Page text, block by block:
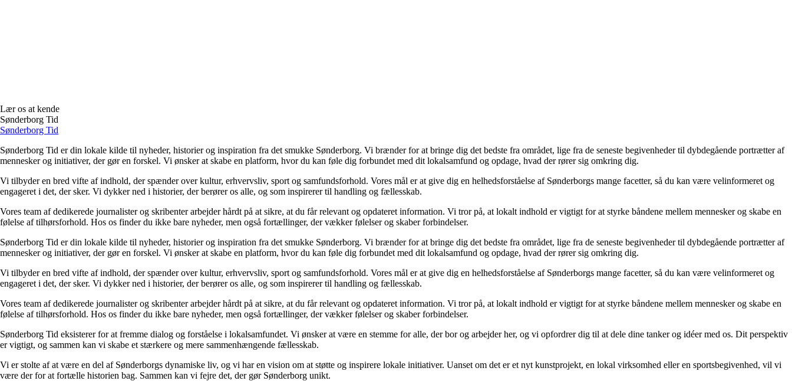
Lær os at kende
Sønderborg Tid
Sønderborg Tid
Sønderborg Tid er din lokale kilde til nyheder, historier og inspiration fra det smukke Sønderborg. Vi brænder for at bringe dig det bedste fra området, lige fra de seneste begivenheder til dybdegående portrætter af
mennesker og initiativer, der gør en forskel. Vi ønsker at skabe en platform, hvor du kan føle dig forbundet med dit lokalsamfund og opdage, hvad der rører sig omkring dig.
Vi tilbyder en bred vifte af indhold, der spænder over kultur, erhvervsliv, sport og samfundsforhold. Vores mål er at give dig en helhedsforståelse af Sønderborgs mange facetter, så du kan være velinformeret og
engageret i det, der sker. Vi dykker ned i historier, der berører os alle, og som inspirerer til handling og fællesskab.
Vores team af dedikerede journalister og skribenter arbejder hårdt på at sikre, at du får relevant og opdateret information. Vi tror på, at lokalt indhold er vigtigt for at styrke båndene mellem mennesker og skabe en
følelse af tilhørsforhold. Hos os finder du ikke bare nyheder, men også fortællinger, der vækker følelser og skaber forbindelser.
Sønderborg Tid er din lokale kilde til nyheder, historier og inspiration fra det smukke Sønderborg. Vi brænder for at bringe dig det bedste fra området, lige fra de seneste begivenheder til dybdegående portrætter af
mennesker og initiativer, der gør en forskel. Vi ønsker at skabe en platform, hvor du kan føle dig forbundet med dit lokalsamfund og opdage, hvad der rører sig omkring dig.
Vi tilbyder en bred vifte af indhold, der spænder over kultur, erhvervsliv, sport og samfundsforhold. Vores mål er at give dig en helhedsforståelse af Sønderborgs mange facetter, så du kan være velinformeret og
engageret i det, der sker. Vi dykker ned i historier, der berører os alle, og som inspirerer til handling og fællesskab.
Vores team af dedikerede journalister og skribenter arbejder hårdt på at sikre, at du får relevant og opdateret information. Vi tror på, at lokalt indhold er vigtigt for at styrke båndene mellem mennesker og skabe en
følelse af tilhørsforhold. Hos os finder du ikke bare nyheder, men også fortællinger, der vækker følelser og skaber forbindelser.
Sønderborg Tid eksisterer for at fremme dialog og forståelse i lokalsamfundet. Vi ønsker at være en stemme for alle, der bor og arbejder her, og vi opfordrer dig til at dele dine tanker og idéer med os. Dit perspektiv
er vigtigt, og sammen kan vi skabe et stærkere og mere sammenhængende fællesskab.
Vi er stolte af at være en del af Sønderborgs dynamiske liv, og vi har en vision om at støtte og inspirere lokale initiativer. Uanset om det er et nyt kunstprojekt, en lokal virksomhed eller en sportsbegivenhed, vil vi
være der for at fortælle historien bag. Sammen kan vi fejre det, der gør Sønderborg unikt.